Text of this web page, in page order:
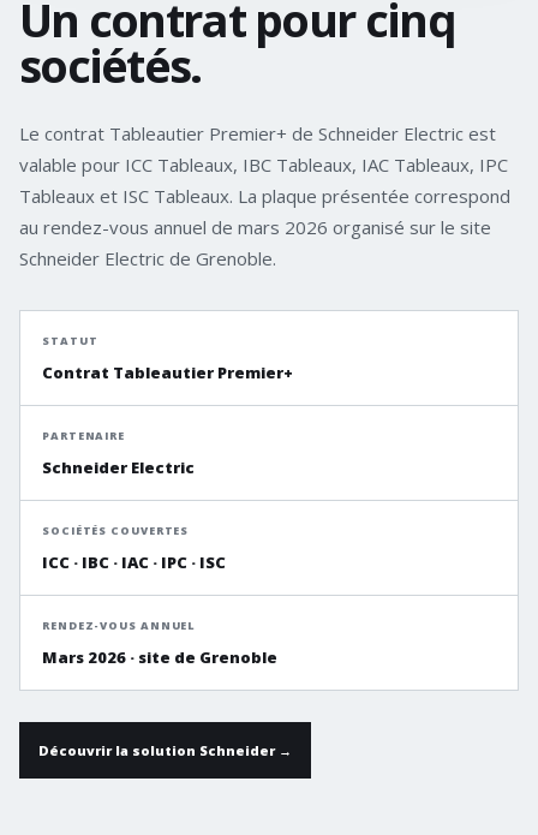
Un contrat pour cinq
sociétés.
Le contrat Tableautier Premier+ de Schneider Electric est
valable pour ICC Tableaux, IBC Tableaux, IAC Tableaux, IPC
Tableaux et ISC Tableaux. La plaque présentée correspond
au rendez-vous annuel de mars 2026 organisé sur le site
Schneider Electric de Grenoble.
STATUT
Contrat Tableautier Premier+
PARTENAIRE
Schneider Electric
SOCIÉTÉS COUVERTES
ICC · IBC · IAC · IPC · ISC
RENDEZ-VOUS ANNUEL
Mars 2026 · site de Grenoble
Découvrir la solution Schneider →